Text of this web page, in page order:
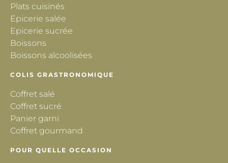
Plats cuisinés
Epicerie salée
Epicerie sucrée
Boissons
Boissons alcoolisées
COLIS GRASTRONOMIQUE
Coffret salé
Coffret sucré
Panier garni
Coffret gourmand
POUR QUELLE OCCASION